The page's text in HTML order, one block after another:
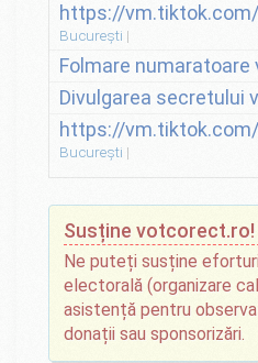
https://
București
Folmare numaratoare
Divulgarea secretului
https://
București
Susține votcorect.ro!
Ne puteți susține
electorală (organizare
asistență pentru
donații sau sponsorizări.